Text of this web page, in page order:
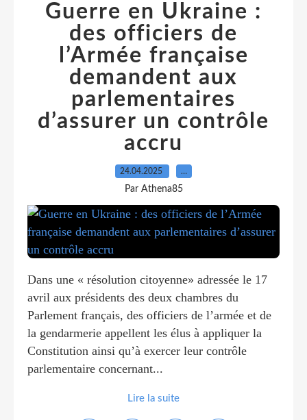
Guerre en Ukraine :
des officiers de
l’Armée française
demandent aux
parlementaires
d’assurer un contrôle
accru
24.04.2025 …
Par Athena85
Dans une « résolution citoyenne» adressée le 17
avril aux présidents des deux chambres du
Parlement français, des officiers de l’armée et de
la gendarmerie appellent les élus à appliquer la
Constitution ainsi qu’à exercer leur contrôle
parlementaire concernant...
Lire la suite